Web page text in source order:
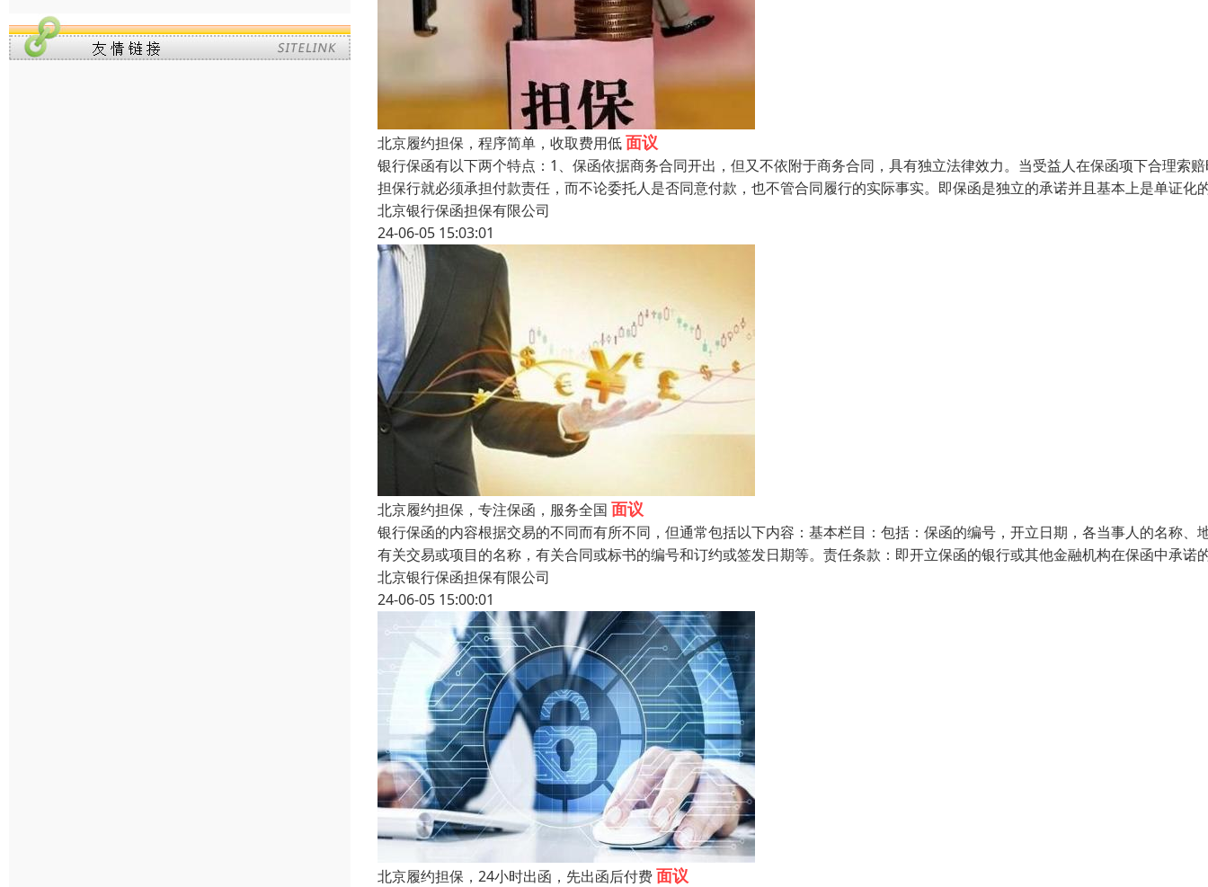
北京履约担保，程序简单，收取费用低面议
银行保函有以下两个特点：1、保函依据商务合同开出，但又不依附于商务合同，具有独立法律效力。当受益人在保函项下合理索
担保行就必须承担付款责任，而不论委托人是否同意付款，也不管合同履行的实际事实。即保函是独立的承诺并且基本上是单证化
北京银行保函担保有限公司
24-06-05 15:03:01
北京履约担保，专注保函，服务全国 面议
银行保函的内容根据交易的不同而有所不同，但通常包括以下内容：基本栏目：包括：保函的编号，开立日期，各当事人的名称、
有关交易或项目的名称，有关合同或标书的编号和订约或签发日期等。责任条款：即开立保函的银行或其他金融机构在保函中承诺
北京银行保函担保有限公司
24-06-05 15:00:01
北京履约担保，24小时出函，先出函后付费面议